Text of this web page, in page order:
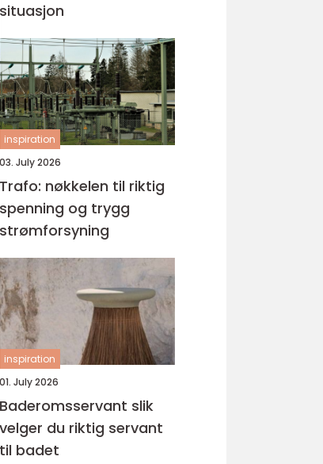
situasjon
inspiration
03. July 2026
Trafo: nøkkelen til riktig
spenning og trygg
strømforsyning
inspiration
01. July 2026
Baderomsservant slik
velger du riktig servant
til badet